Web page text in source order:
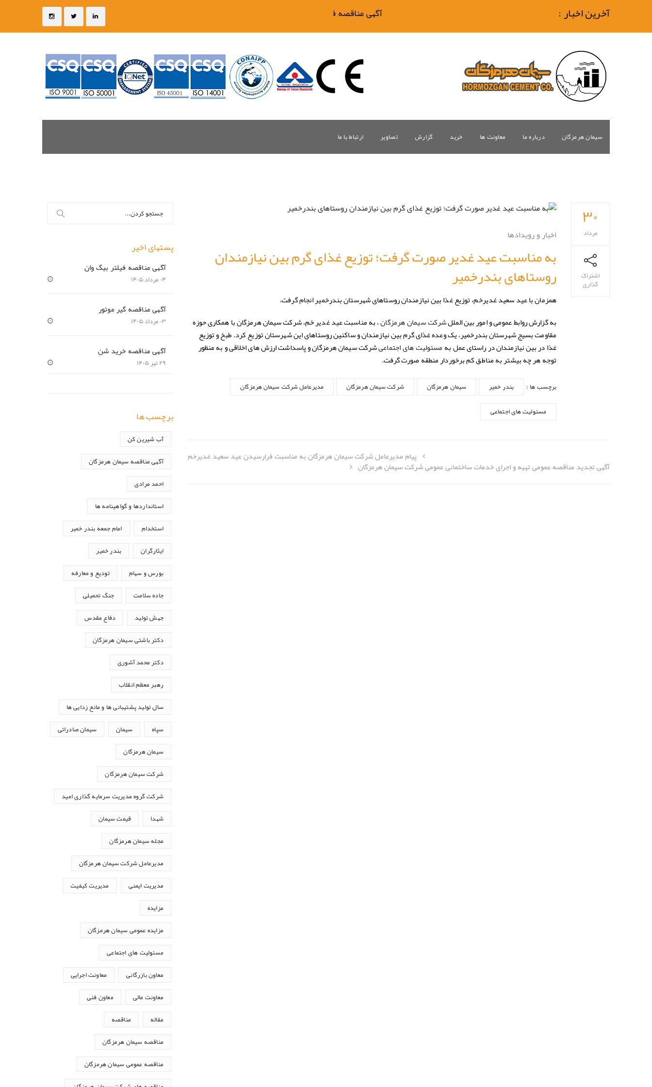
آخرین اخبار : آگهی مناقصه فیلتر بیگ وان
ارتباط با ما تصاویر گزارش خرید معاونت ها درباره ما سیمان هرمزگان
۳۰
مرداد
اشتراک
گذاری
اخبار و رویدادها
به مناسبت عید غدیر صورت گرفت؛ توزیع غذای گرم بین نیازمندان
روستاهای بندرخمیر
همزمان با عید سعید غدیرخم، توزیع غذا بین نیازمندان روستاهای شهرستان بندرخمیر انجام گرفت.
به گزارش روابط عمومی و امور بین الملل شرکت سیمان هرمزگان، به مناسبت عید غدیر خم، شرکت سیمان هرمزگان با همکاری حوزه
مقاومت بسیج شهرستان بندرخمیر، یک وعده غذای گرم بین نیازمندان و ساکنین روستاهای این شهرستان توزیع کرد. طبخ و توزیع
غذا در بین نیازمندان در راستای عمل به مسئولیت های اجتماعیشرکت سیمان هرمزگان و پاسداشت ارزش های اخلاقی و به منظور
توجه هر چه بیشتر به مناطق کم برخوردار منطقه صورت گرفت.
برچسب ها : بندر خمیر سیمان هرمزگان شرکت سیمان هرمزگان مدیرعامل شرکت سیمان هرمزگان
مسئولیت های اجتماعی
پیام مدیرعامل شرکت سیمان هرمزگان به مناسبت فرارسیدن عید سعید غدیرخم
آگهی تجدید مناقصه عمومی تهیه و اجرای خدمات ساختمانی عمومی شرکت سیمان هرمزگان
برای:
پستهای اخیر
آگهی مناقصه فیلتر بیگ وان
۰۴ مرداد ۱۴۰۵
آگهی مناقصه گیر موتور
۰۳ مرداد ۱۴۰۵
آگهی مناقصه خرید شن
۲۹ تیر ۱۴۰۵
برچسب ها
آب شیرین کن
آگهی مناقصه سیمان هرمزگان
احمد مرادی
استانداردها و گواهینامه ها
استخدام امام جمعه بندر خمیر
ایثارگران بندر خمیر
بورس و سهام تودیع و معارفه
جاده سلامت جنگ تحمیلی
جهش تولید دفاع مقدس
دکتر باشتی سیمان هرمزگان
دکتر محمد آشوری
رهبر معظم انقلاب
سال تولید پشتیبانی ها و مانع زدایی ها
سپاه سیمان سیمان صادراتی
سیمان هرمزگان
شرکت سیمان هرمزگان
شرکت گروه مدیریت سرمایه گذاری امید
شهدا قیمت سیمان
مجله سیمان هرمزگان
مدیرعامل شرکت سیمان هرمزگان
مدیریت ایمنی مدیریت کیفیت
مزایده
مزایده عمومی سیمان هرمزگان
مسئولیت های اجتماعی
معاون بازرگانی معاونت اجرایی
معاونت مالی معاون فنی
مقاله مناقصه
مناقصه سیمان هرمزگان
مناقصه عمومی سیمان هرمزگان